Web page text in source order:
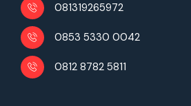
081319265972
0853 5330 0042
0812 8782 5811